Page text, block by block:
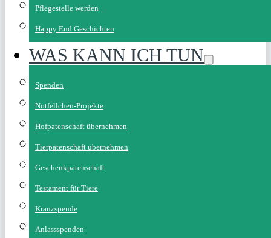
Pflegestelle werden
Happy End Geschichten
WAS KANN ICH TUN
Spenden
Notfellchen-Projekte
Hofpatenschaft übernehmen
Tierpatenschaft übernehmen
Geschenkpatenschaft
Testament für Tiere
Kranzspende
Anlassspenden